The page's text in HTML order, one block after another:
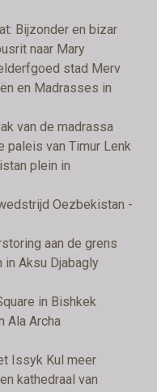
Bijzonder en bizar
naar Mary
stad Merv
en Madrasses in
van de madrassa
paleis van Timur Lenk
plein in
Oezbekistan -
aan de grens
in Aksu Djabagly
in Bishkek
Ala Archa
Issyk Kul meer
kathedraal van